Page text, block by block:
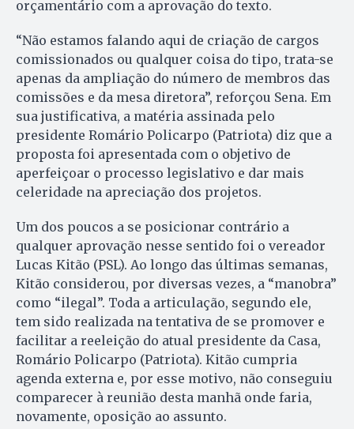
orçamentário com a aprovação do texto.
“Não estamos falando aqui de criação de cargos
comissionados ou qualquer coisa do tipo, trata-se
apenas da ampliação do número de membros das
comissões e da mesa diretora”, reforçou Sena. Em
sua justificativa, a matéria assinada pelo
presidente Romário Policarpo (Patriota) diz que a
proposta foi apresentada com o objetivo de
aperfeiçoar o processo legislativo e dar mais
celeridade na apreciação dos projetos.
Um dos poucos a se posicionar contrário a
qualquer aprovação nesse sentido foi o vereador
Lucas Kitão (PSL). Ao longo das últimas semanas,
Kitão considerou, por diversas vezes, a “manobra”
como “ilegal”. Toda a articulação, segundo ele,
tem sido realizada na tentativa de se promover e
facilitar a reeleição do atual presidente da Casa,
Romário Policarpo (Patriota). Kitão cumpria
agenda externa e, por esse motivo, não conseguiu
comparecer à reunião desta manhã onde faria,
novamente, oposição ao assunto.